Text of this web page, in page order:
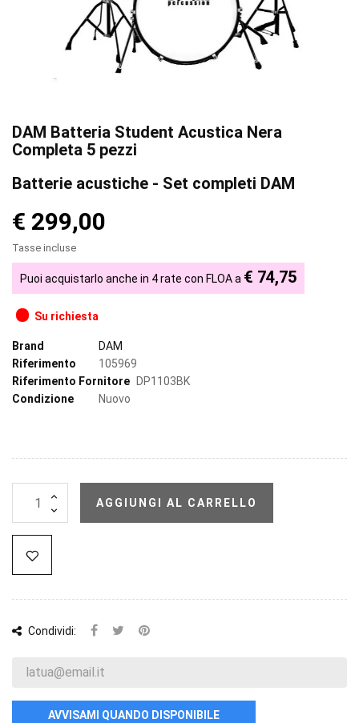
DAM Batteria Student Acustica Nera
Completa 5 pezzi
Batterie acustiche - Set completi DAM
€ 299,00
Tasse incluse
Puoi acquistarlo anche in 4 rate con FLOA a € 74,75
Su richiesta
Brand
DAM
Riferimento
105969
Riferimento Fornitore
DP1103BK
Condizione
Nuovo
AGGIUNGI AL CARRELLO
Condividi:
AVVISAMI QUANDO DISPONIBILE